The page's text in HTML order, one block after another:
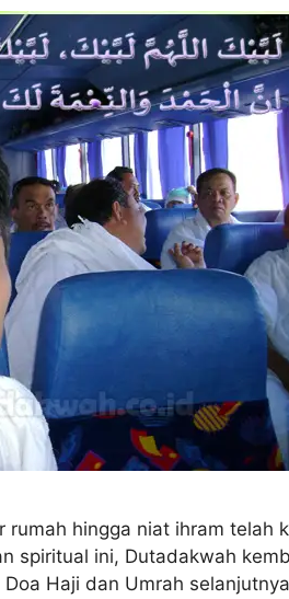
rumah hingga niat ihram telah
spiritual ini, Dutadakwah
Haji dan Umrah